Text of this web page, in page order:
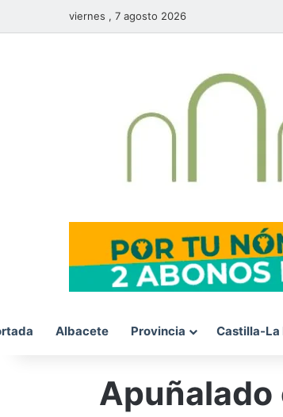
viernes , 7 agosto 2026
Albacete Provincia Castilla-La